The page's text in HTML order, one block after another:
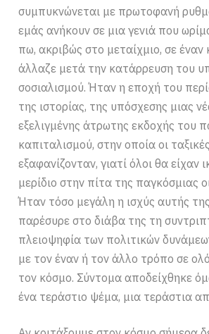
συμπυκνώνεται με πρωτοφανή
εμάς ανήκουν σε μια γενιά που
πω, ακριβώς στο μεταίχμιο, σε
άλλαζε μετά την κατάρρευση του
σοσιαλισμού. Ήταν η εποχή του
της ιστορίας, της υπόσχεσης μιας
εξελιγμένης άτρωτης εκδοχής του
καπιταλισμού, στην οποία οι
εξαφανίζονταν, γιατί όλοι θα είχαν
μερίδιο στην πίτα της παγκόσμιας
Ήταν τόσο μεγάλη η ισχύς αυτής
παρέσυρε στο διάβα της τη
πλειοψηφία των πολιτικών
με τον έναν ή τον άλλο τρόπο σε
τον κόσμο. Σύντομα αποδείχθηκε
ένα τεράστιο ψέμα, μια τεράστια